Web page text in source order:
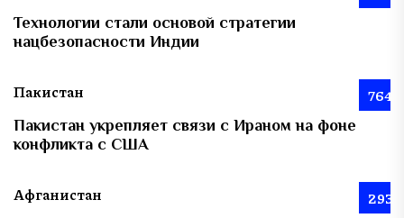
Технологии стали основой стратегии
нацбезопасности Индии
Пакистан 764
Пакистан укрепляет связи с Ираном на фоне
конфликта с США
Афганистан 293